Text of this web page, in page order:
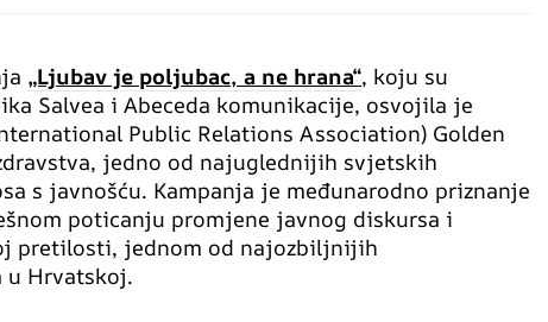
„Ljubav je poljubac, a ne hrana“, koju su
Salvea i Abeceda komunikacije, osvojila je
Public Relations Association) Golden
jedno od najuglednijih svjetskih
s javnošću. Kampanja je međunarodno priznanje
poticanju promjene javnog diskursa i
pretilosti, jednom od najozbiljnijih
u Hrvatskoj.